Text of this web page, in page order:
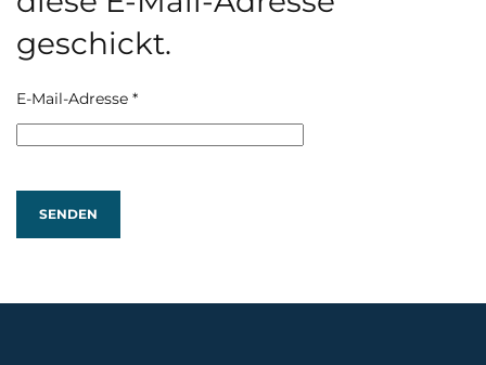
geschickt.
E-Mail-Adresse *
SENDEN